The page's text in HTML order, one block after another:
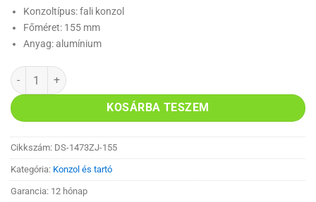
Konzoltípus: fali konzol
Főméret: 155 mm
Anyag: alumínium
Hikvision DS-1473ZJ-155 fali konzol mennyiség
KOSÁRBA TESZEM
Cikkszám: DS-1473ZJ-155
Kategória: Konzol és tartó
Garancia: 12 hónap